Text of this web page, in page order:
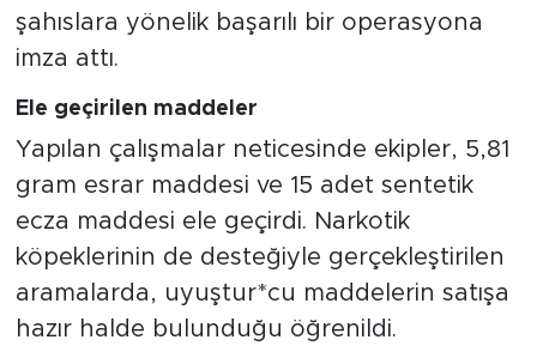
şahıslara yönelik başarılı bir operasyona
imza attı.
Ele geçirilen maddeler
Yapılan çalışmalar neticesinde ekipler, 5,81
gram esrar maddesi ve 15 adet sentetik
ecza maddesi ele geçirdi. Narkotik
köpeklerinin de desteğiyle gerçekleştirilen
aramalarda, uyuştur*cu maddelerin satışa
hazır halde bulunduğu öğrenildi.